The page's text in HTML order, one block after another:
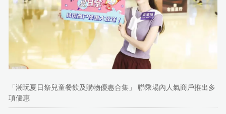
「潮玩夏日祭兒童餐飲及購物優惠合集」 聯乘場內人氣商戶推出多
項優惠